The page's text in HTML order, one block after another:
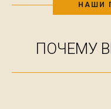
НАШИ
ПОЧЕМУ